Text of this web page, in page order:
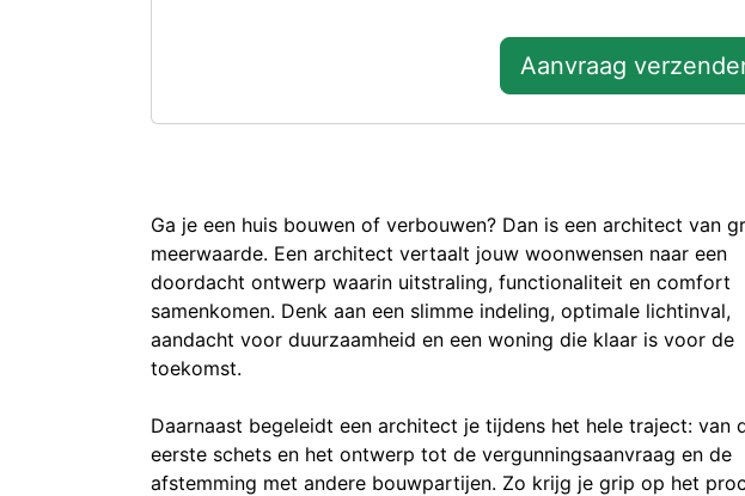
Aanvraag
Ga je een huis bouwen of verbouwen? Dan is een architect van
meerwaarde. Een architect vertaalt jouw woonwensen naar een
doordacht ontwerp waarin uitstraling, functionaliteit en comfort
samenkomen. Denk aan een slimme indeling, optimale lichtinval,
aandacht voor duurzaamheid en een woning die klaar is voor de
toekomst.
Daarnaast begeleidt een architect je tijdens het hele traject: van
eerste schets en het ontwerp tot de vergunningsaanvraag en de
afstemming met andere bouwpartijen. Zo krijg je grip op het